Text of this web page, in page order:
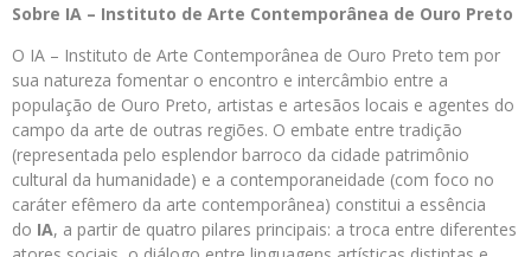
Sobre IA – Instituto de Arte Contemporânea de Ouro Preto
O IA – Instituto de Arte Contemporânea de Ouro Preto tem por
sua natureza fomentar o encontro e intercâmbio entre a
população de Ouro Preto, artistas e artesãos locais e agentes do
campo da arte de outras regiões. O embate entre tradição
(representada pelo esplendor barroco da cidade patrimônio
cultural da humanidade) e a contemporaneidade (com foco no
caráter efêmero da arte contemporânea) constitui a essência
do IA, a partir de quatro pilares principais: a troca entre diferentes